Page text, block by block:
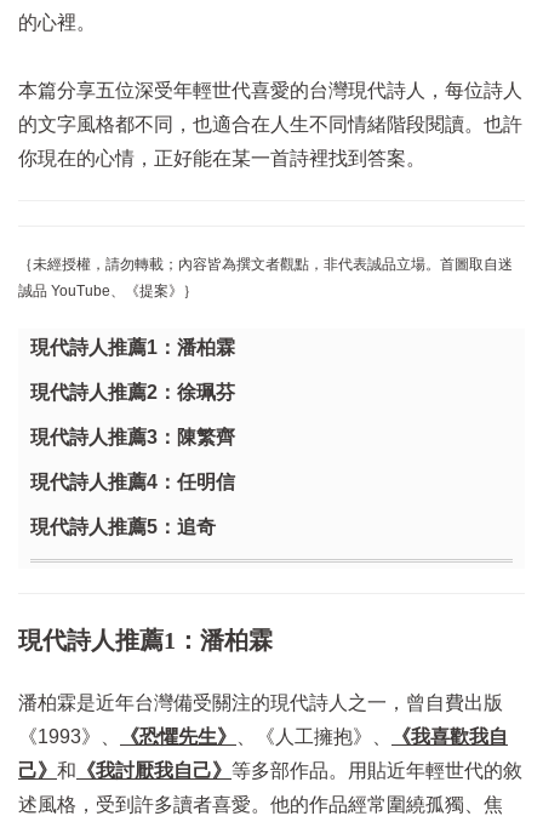
的心裡。
本篇分享五位深受年輕世代喜愛的台灣現代詩人，每位詩人
的文字風格都不同，也適合在人生不同情緒階段閱讀。也許
你現在的心情，正好能在某一首詩裡找到答案。
｛未經授權，請勿轉載；內容皆為撰文者觀點，非代表誠品立場。首圖取自迷
誠品 YouTube、《提案》｝
現代詩人推薦1：潘柏霖
現代詩人推薦2：徐珮芬
現代詩人推薦3：陳繁齊
現代詩人推薦4：任明信
現代詩人推薦5：追奇
現代詩人推薦1：潘柏霖
潘柏霖是近年台灣備受關注的現代詩人之一，曾自費出版
《1993》、
《恐懼先生》 、《人工擁抱》、
《我喜歡我自
己》 和 《我討厭我自己》 等多部作品。用貼近年輕世代的敘
述風格，受到許多讀者喜愛。他的作品經常圍繞孤獨、焦